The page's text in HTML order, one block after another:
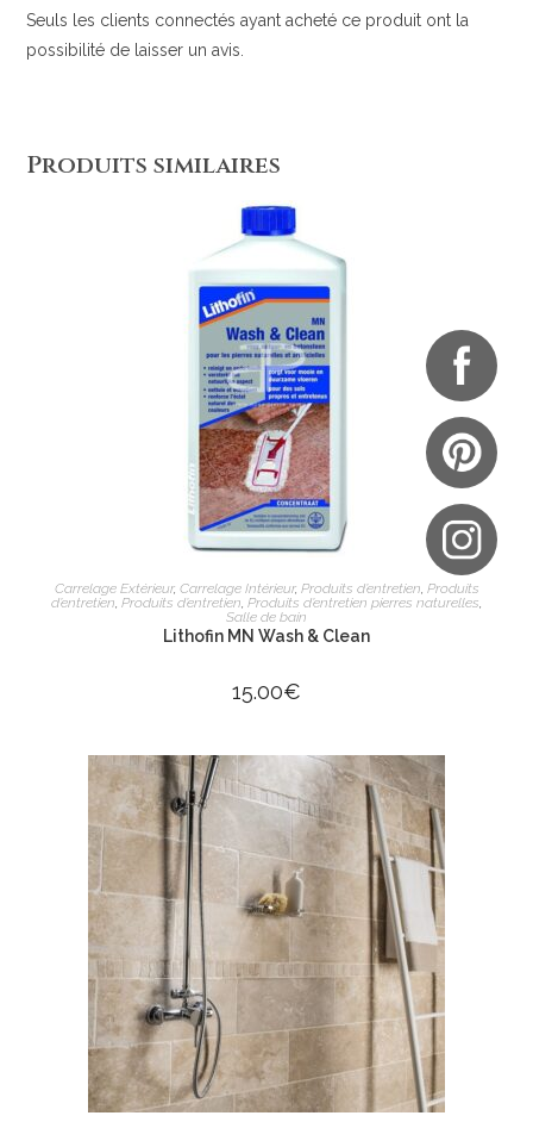
Seuls les clients connectés ayant acheté ce produit ont la
possibilité de laisser un avis.
Produits similaires
AJOUTER AU PANIER
Carrelage Extérieur, Carrelage Intérieur, Produits d’entretien Produits
d’entretien Produits d’entretien Produits d’entretien pierres naturelles
Salle de bain
Lithofin MN Wash & Clean
15.00€